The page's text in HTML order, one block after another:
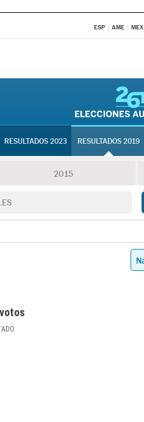
ESP AME MEX
RESULTADOS 2023 RESULTADOS 2019
2015